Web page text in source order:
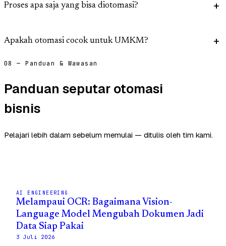
Proses apa saja yang bisa diotomasi?
Apakah otomasi cocok untuk UMKM?
08 — Panduan & Wawasan
Panduan seputar otomasi
bisnis
Pelajari lebih dalam sebelum memulai — ditulis oleh tim kami.
AI ENGINEERING
Melampaui OCR: Bagaimana Vision-
Language Model Mengubah Dokumen Jadi
Data Siap Pakai
3 Juli 2026